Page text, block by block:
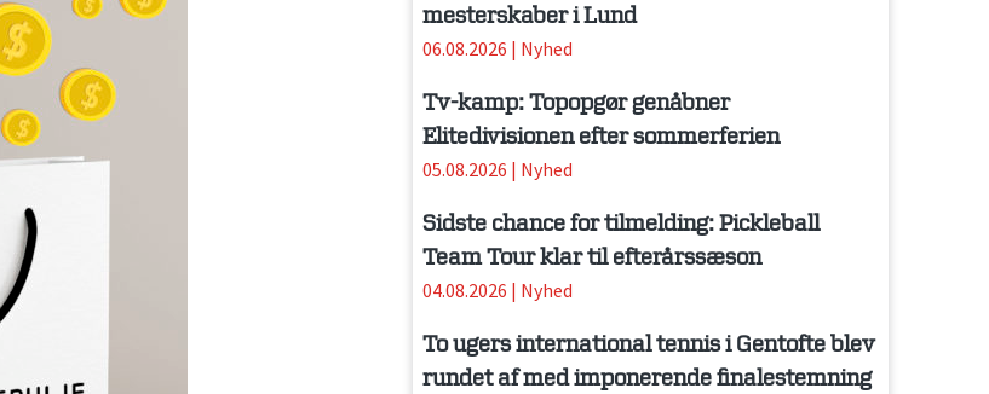
mesterskaber i Lund
06.08.2026 | Nyhed
Tv-kamp: Topopgør genåbner
Elitedivisionen efter sommerferien
05.08.2026 | Nyhed
Sidste chance for tilmelding: Pickleball
Team Tour klar til efterårssæson
04.08.2026 | Nyhed
To ugers international tennis i Gentofte blev
rundet af med imponerende finalestemning